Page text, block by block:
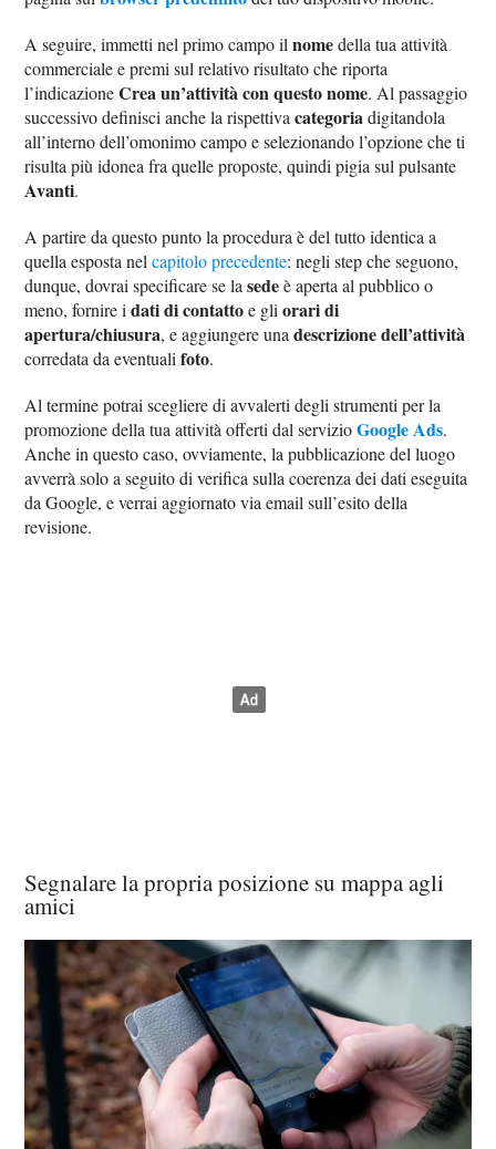
A seguire, immetti nel primo campo ilnomedella tua attività
commerciale e premi sul relativo risultato che riporta
l’indicazioneCrea un’attività con questo nome. Al passaggio
successivo definisci anche la rispettivacategoriadigitandola
all’interno dell’omonimo campo e selezionando l’opzione che ti
risulta più idonea fra quelle proposte, quindi pigia sul pulsante
Avanti.
A partire da questo punto la procedura è del tutto identica a
quella esposta nelcapitolo precedente: negli step che seguono,
dunque, dovrai specificare se lasedeè aperta al pubblico o
meno, fornire idati di contattoe gliorari di
apertura/chiusura, e aggiungere unadescrizione dell’attività
corredata da eventualifoto.
Al termine potrai scegliere di avvalerti degli strumenti per la
promozione della tua attività offerti dal servizioGoogle Ads.
Anche in questo caso, ovviamente, la pubblicazione del luogo
avverrà solo a seguito di verifica sulla coerenza dei dati eseguita
da Google, e verrai aggiornato via email sull’esito della
revisione.
Segnalare la propria posizione su mappa agli
amici